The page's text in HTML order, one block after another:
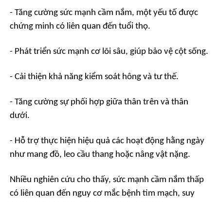
- Tăng cường sức mạnh cầm nắm, một yếu tố được
chứng minh có liên quan đến tuổi thọ.
- Phát triển sức mạnh cơ lõi sâu, giúp bảo vệ cột sống.
- Cải thiện khả năng kiểm soát hông và tư thế.
- Tăng cường sự phối hợp giữa thân trên và thân
dưới.
- Hỗ trợ thực hiện hiệu quả các hoạt động hằng ngày
như mang đồ, leo cầu thang hoặc nâng vật nặng.
Nhiều nghiên cứu cho thấy, sức mạnh cầm nắm thấp
có liên quan đến nguy cơ mắc bệnh tim mạch, suy